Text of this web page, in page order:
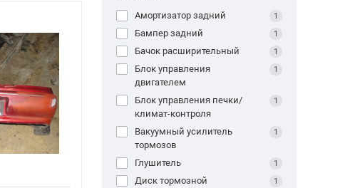
Амортизатор задний 1
Бампер задний 1
Бачок расширительный 1
Блок управления
двигателем
1
Блок управления печки/
климат-контроля
1
Вакуумный усилитель
тормозов
1
Глушитель 1
Диск тормозной
1